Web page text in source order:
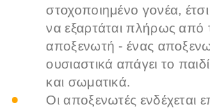
στοχοποιημένο γονέα,
να εξαρτάται πλήρως από
αποξενωτή - ένας
ουσιαστικά απάγει το
και σωματικά.
Οι αποξενωτές ενδέχεται